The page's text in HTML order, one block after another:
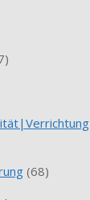
(68)